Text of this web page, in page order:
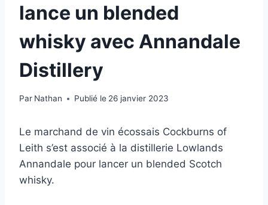
lance un blended
whisky avec Annandale
Distillery
Par Nathan Publié le 26 janvier 2023
Le marchand de vin écossais Cockburns of
Leith s’est associé à la distillerie Lowlands
Annandale pour lancer un blended Scotch
whisky.